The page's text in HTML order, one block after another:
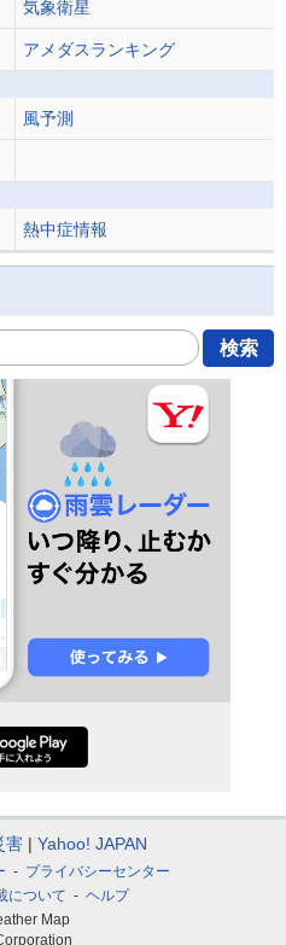
気象衛星
アメダスランキング
風予測
熱中症情報
検索
害 Yahoo! JAPAN
プライバシーセンター
について
ヘルプ
Map